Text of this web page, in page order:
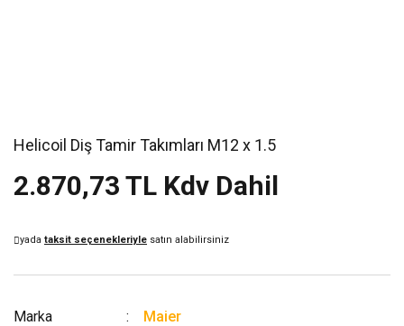
Helicoil Diş Tamir Takımları M12 x 1.5
2.870,73 TL Kdv Dahil
yada taksit seçenekleriyle satın alabilirsiniz
Marka
Maier